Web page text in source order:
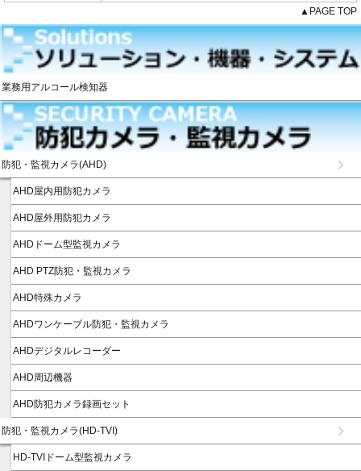
▲PAGE TOP
業務用アルコール検知器
防犯・監視カメラ(AHD)
AHD屋内用防犯カメラ
AHD屋外用防犯カメラ
AHDドーム型監視カメラ
AHD PTZ防犯・監視カメラ
AHD特殊カメラ
AHDワンケーブル防犯・監視カメラ
AHDデジタルレコーダー
AHD周辺機器
AHD防犯カメラ録画セット
防犯・監視カメラ(HD-TVI)
HD-TVIドーム型監視カメラ